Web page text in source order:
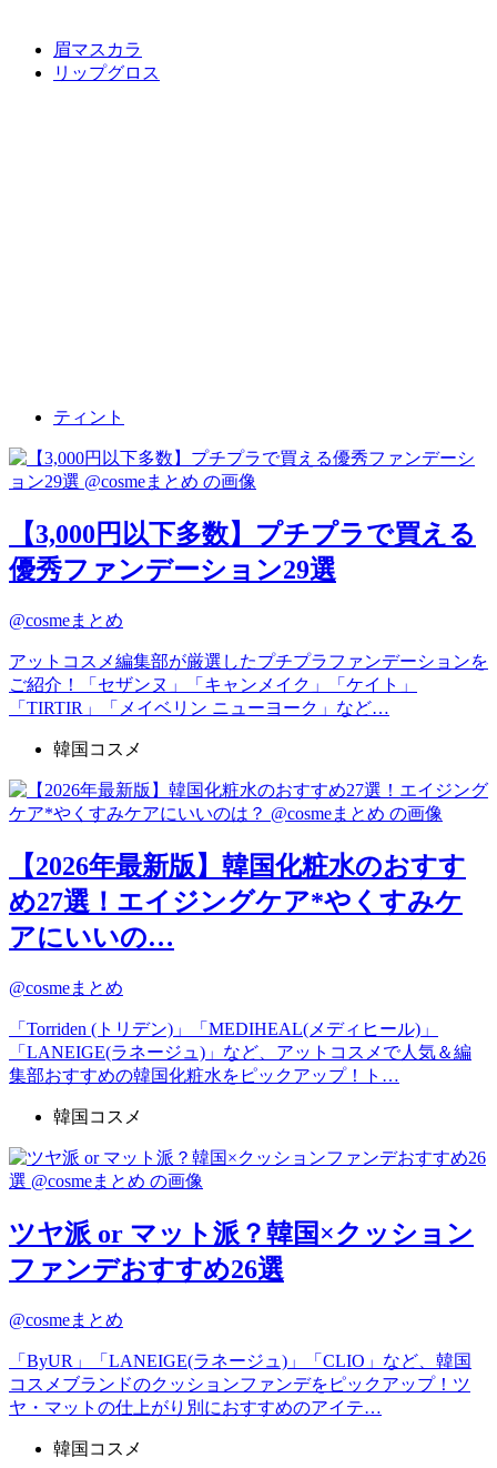
眉マスカラ
リップグロス
ティント
【3,000円以下多数】プチプラで買える
優秀ファンデーション29選
@cosmeまとめ
アットコスメ編集部が厳選したプチプラファンデーションを
ご紹介！「セザンヌ」「キャンメイク」「ケイト」
「TIRTIR」「メイベリン ニューヨーク」など…
韓国コスメ
【2026年最新版】韓国化粧水のおすす
め27選！エイジングケア*やくすみケ
アにいいの…
@cosmeまとめ
「Torriden (トリデン)」「MEDIHEAL(メディヒール)」
「LANEIGE(ラネージュ)」など、アットコスメで人気＆編
集部おすすめの韓国化粧水をピックアップ！ト…
韓国コスメ
ツヤ派 or マット派？韓国×クッション
ファンデおすすめ26選
@cosmeまとめ
「ByUR」「LANEIGE(ラネージュ)」「CLIO」など、韓国
コスメブランドのクッションファンデをピックアップ！ツ
ヤ・マットの仕上がり別におすすめのアイテ…
韓国コスメ